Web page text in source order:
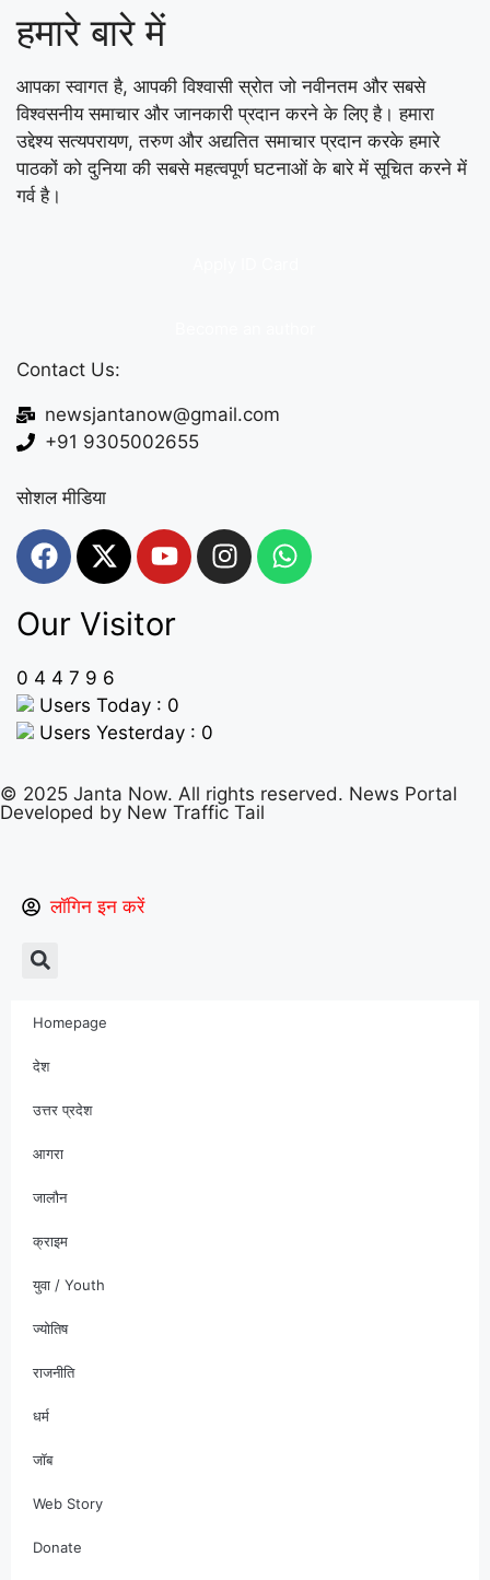
हमारे बारे में
आपका स्वागत है, आपकी विश्वासी स्रोत जो नवीनतम और सबसे
विश्वसनीय समाचार और जानकारी प्रदान करने के लिए है। हमारा
उद्देश्य सत्यपरायण, तरुण और अद्यतित समाचार प्रदान करके हमारे
पाठकों को दुनिया की सबसे महत्वपूर्ण घटनाओं के बारे में सूचित करने में
गर्व है।
Contact Us:
newsjantanow@gmail.com
+91 9305002655
सोशल मीडिया
Our Visitor
0 4 4 7 9 6
Users Today : 0
Users Yesterday : 0
© 2025 Janta Now. All rights reserved. News Portal
Developed by New Traffic Tail
लॉगिन इन करें
Homepage
देश
उत्तर प्रदेश
आगरा
जालौन
क्राइम
युवा / Youth
ज्योतिष
राजनीति
धर्म
जॉब
Web Story
Donate